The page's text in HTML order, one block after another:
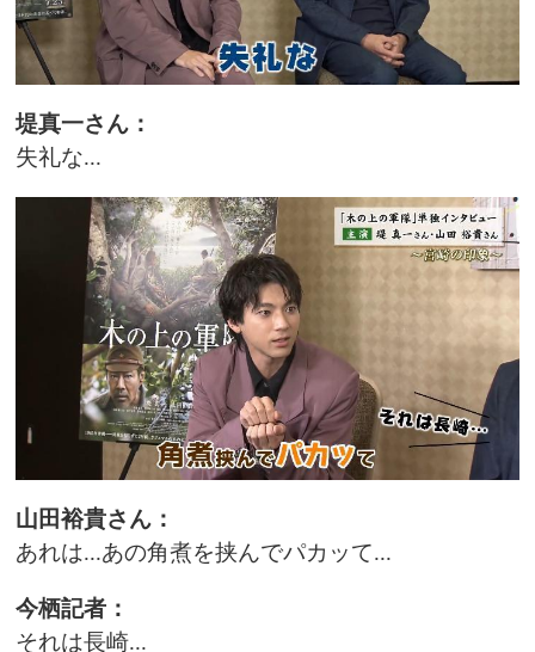
堤真一さん：
失礼な...
山田裕貴さん：
あれは...あの角煮を挟んでパカッて...
今栖記者：
それは長崎...